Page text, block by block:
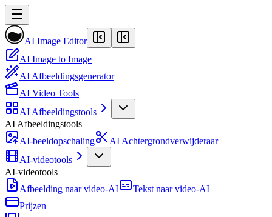
AI Image Editor
AI Image to Image
AI Afbeeldingsgenerator
AI Video Tools
AI Afbeeldingstools
AI Afbeeldingstools
AI-beeldopschaling
AI Achtergrondverwijderaar
AI-videotools
AI-videotools
Afbeelding naar video-AI
Tekst naar video-AI
Prijzen